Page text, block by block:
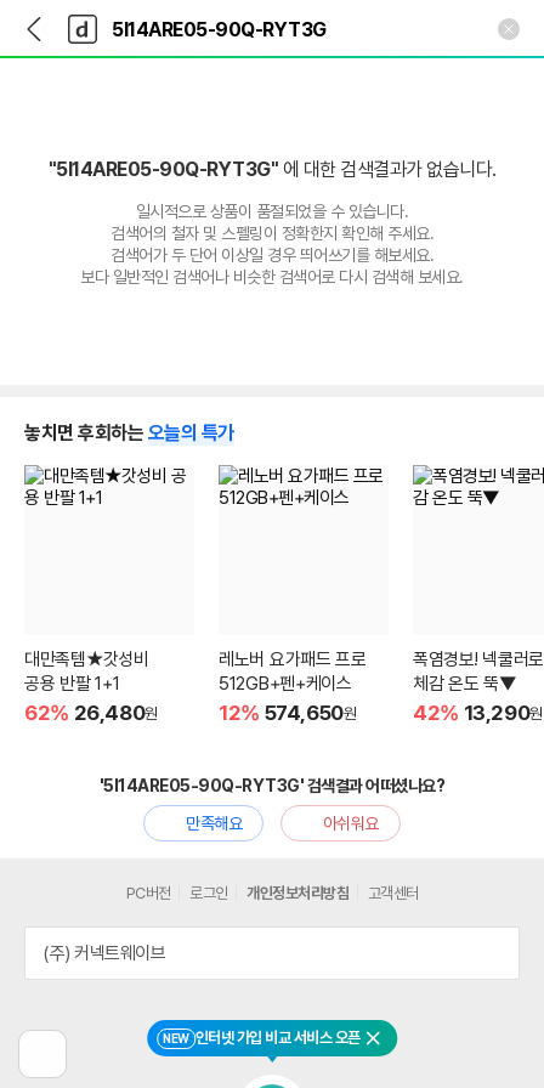
다
나
와
가
다
와
"5I14ARE05-90Q-RYT3G" 에 대한 검색결과가 없습니다.
일시적으로 상품이 품절되었을 수 있습니다.
검색어의 철자 및 스펠링이 정확한지 확인해 주세요.
검색어가 두 단어 이상일 경우 띄어쓰기를 해보세요.
보다 일반적인 검색어나 비슷한 검색어로 다시 검색해 보세요.
놓치면 후회하는 오늘의 특가
대만족템★갓성비
공용 반팔 1+1
62% 26,480원
레노버 요가패드 프로
512GB+펜+케이스
12% 574,650원
폭염경보! 넥쿨러로
체감 온도 뚝▼
42% 13,290원
'5I14ARE05-90Q-RYT3G' 검색결과 어떠셨나요?
만족해요
아쉬워요
전
NEW 인터넷 가입 비교 서비스 오픈 닫기
PC버전 로그인 개인정보처리방침 고객센터
(주) 커넥트웨이브